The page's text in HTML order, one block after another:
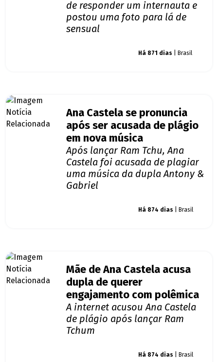
de responder um internauta e
postou uma foto para lá de
sensual
Há 871 dias | Brasil
Ana Castela se pronuncia
após ser acusada de plágio
em nova música
Após lançar Ram Tchu, Ana
Castela foi acusada de plagiar
uma música da dupla Antony &
Gabriel
Há 874 dias | Brasil
Mãe de Ana Castela acusa
dupla de querer
engajamento com polêmica
A internet acusou Ana Castela
de plágio após lançar Ram
Tchum
Há 874 dias | Brasil